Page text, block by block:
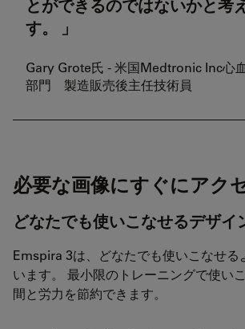
とができるのではないかと考
す。
Gary Grote氏 - 米国Medtronic Inc心
部門 製造販売後主任技術員
必要な画像にすぐにアク
どなたでも使いこなせるデザイ
Emspira 3は、どなたでも使いこなせる
います。 最小限のトレーニングで使い
間と労力を節約できます。